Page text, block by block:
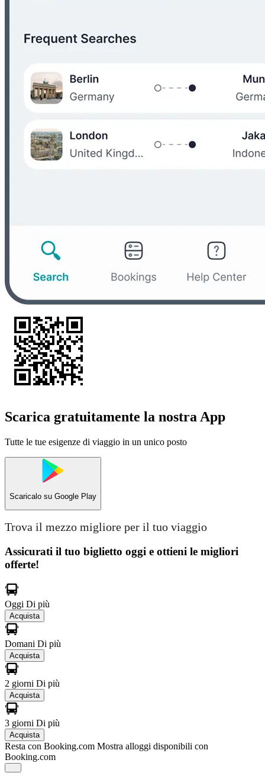
Scarica gratuitamente la nostra App
Tutte le tue esigenze di viaggio in un unico posto
Scaricalo su Google Play
Trova il mezzo migliore per il tuo viaggio
Assicurati il ​​tuo biglietto oggi e ottieni le migliori
offerte!
Oggi Di più
Acquista
Domani Di più
Acquista
2 giorni Di più
Acquista
3 giorni Di più
Acquista
Resta con Booking.com Mostra alloggi disponibili con
Booking.com